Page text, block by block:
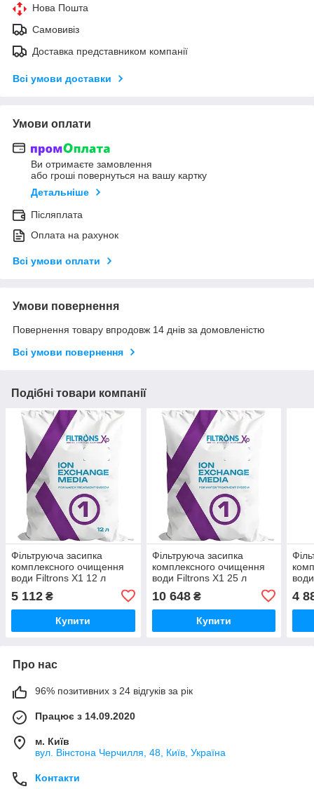
Нова Пошта
Самовивіз
Доставка представником компанії
Всі умови доставки
Умови оплати
Ви отримаєте замовлення
або гроші повернуться на вашу картку
Детальніше
Післяплата
Оплата на рахунок
Всі умови оплати
Умови повернення
Повернення товару впродовж 14 днів за домовленістю
Всі умови повернення
Подібні товари компанії
Фільтруюча засипка
комплексного очищення
води Filtrons X1 12 л
5 112 ₴
Купити
Фільтруюча засипка
комплексного очищення
води Filtrons X1 25 л
10 648₴
Купити
4
Про нас
96% позитивних з 24 відгуків за рік
Працює з 14.09.2020
м. Київ
вул. Вінстона Черчилля, 48, Київ, Україна
Контакти